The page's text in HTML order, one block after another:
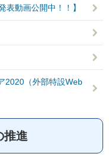
表動画公開中！！】
2020（外部特設Web
推進